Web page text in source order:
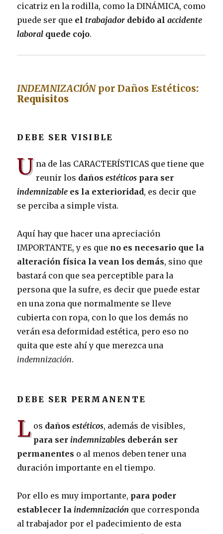
cicatriz en la rodilla, como la DINÁMICA, como
puede ser que eltrabajador debido alaccidente
laboral quede cojo.
INDEMNIZACIÓNpor Daños Estéticos:
Requisitos
DEBE SER VISIBLE
U na de las CARACTERÍSTICAS que tiene que
reunir los daños estéticospara ser
indemnizable es la exterioridad, es decir que
se perciba a simple vista.
Aquí hay que hacer una apreciación
IMPORTANTE, y es que no es necesario que la
alteración física la vean los demás, sino que
bastará con que sea perceptible para la
persona que la sufre, es decir que puede estar
en una zona que normalmente se lleve
cubierta con ropa, con lo que los demás no
verán esa deformidad estética, pero eso no
quita que este ahí y que merezca una
indemnización.
DEBE SER PERMANENTE
L os daños estéticos, además de visibles,
para ser indemnizables deberán ser
permanentes o al menos deben tener una
duración importante en el tiempo.
Por ello es muy importante, para poder
establecer la indemnización que corresponda
al trabajador por el padecimiento de esta